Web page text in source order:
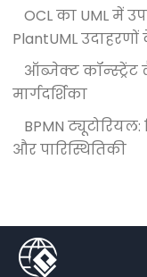
OCL का UML में
PlantUML
ऑब्जेक्ट कॉन्स्ट्रेंट
मार्गदर्शिका
BPMN
और पारिस्थितिकी